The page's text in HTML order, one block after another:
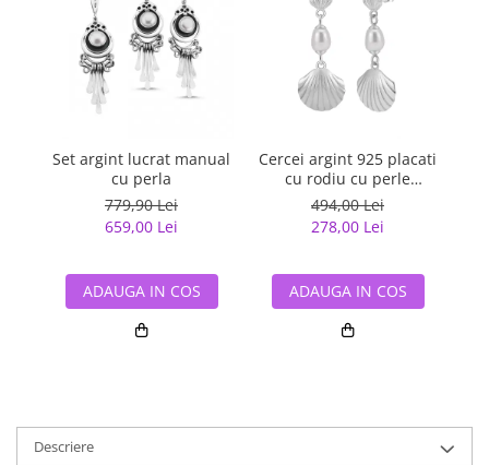
Set argint lucrat manual
cu perla
779,90 Lei
659,00 Lei
ADAUGA IN COS
Cercei argint 925 placati
cu rodiu cu perle
naturale
494,00 Lei
278,00 Lei
ADAUGA IN COS
Descriere